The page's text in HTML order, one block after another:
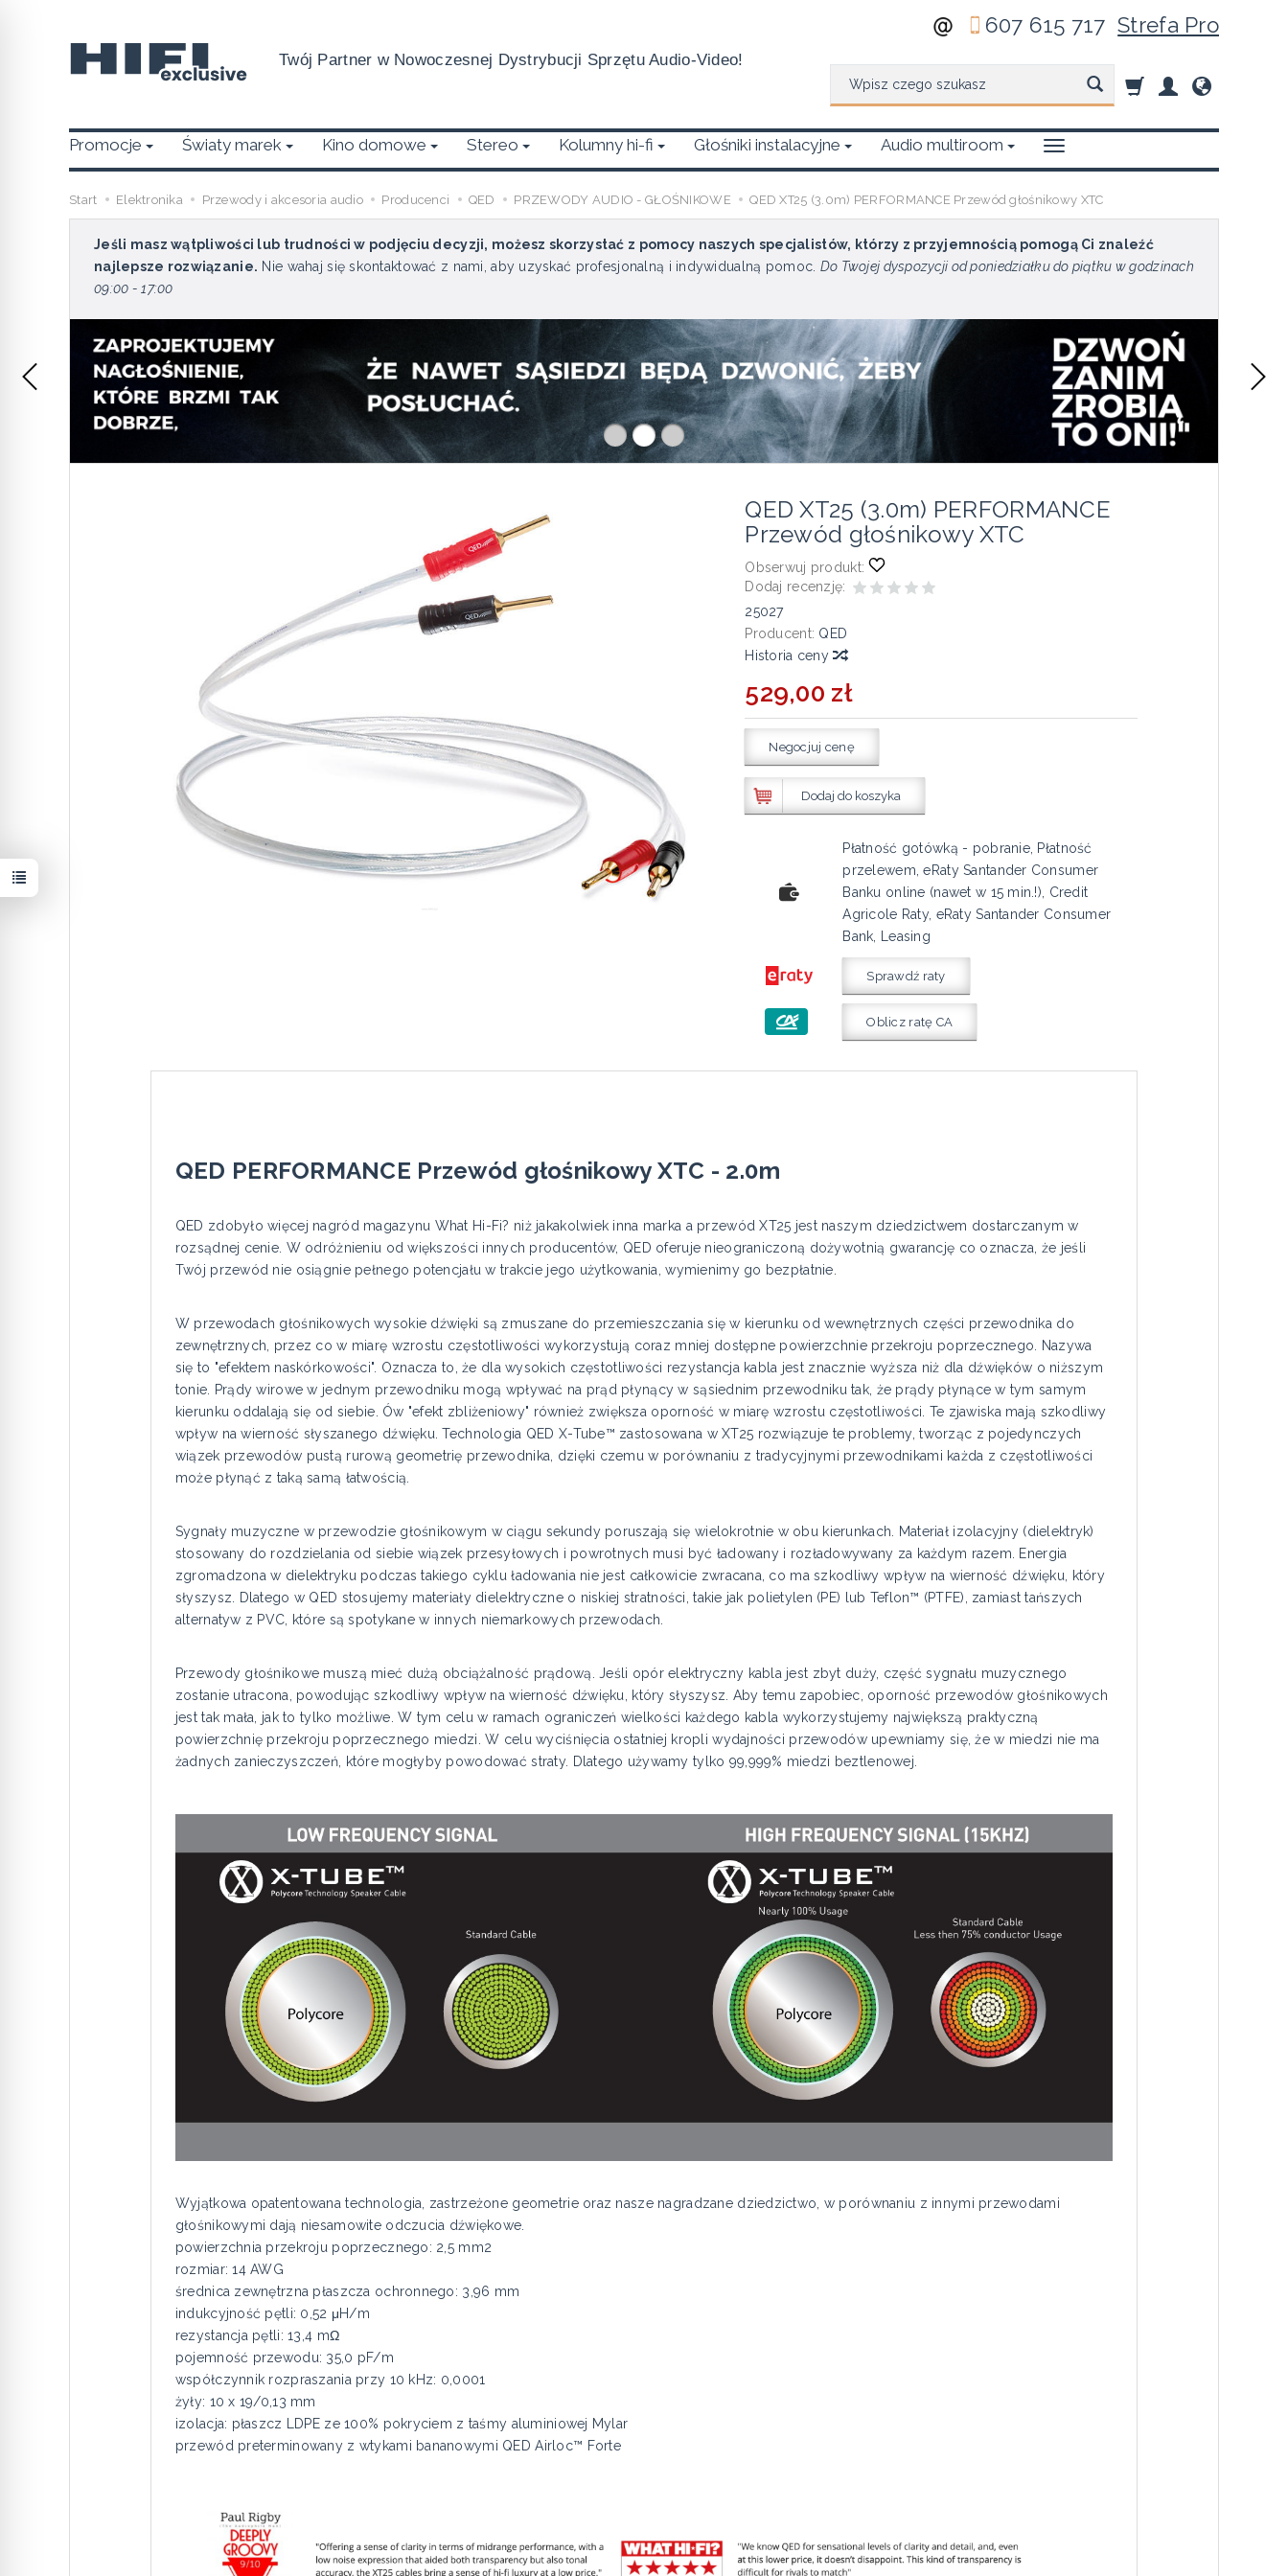
Twój Partner w Nowoczesnej Dystrybucji Sprzętu Audio-Video!
607 615 717Strefa Pro
Promocje Światy marek Kino domowe Stereo Kolumny hi-fi Głośniki instalacyjne Audio multiroom
Start Elektronika Przewody i akcesoria audio Producenci QED PRZEWODY AUDIO - GŁOŚNIKOWE QED XT25 (3.0m) PERFORMANCE Przewód głośnikowy XTC
Jeśli masz wątpliwości lub trudności w podjęciu decyzji, możesz skorzystać z pomocy naszych specjalistów, którzy z przyjemnością pomogą Ci znaleźć
najlepsze rozwiązanie. Nie wahaj się skontaktować z nami, aby uzyskać profesjonalną i indywidualną pomoc. Do Twojej dyspozycji od poniedziałku do piątku w godzinach
09:00 - 17:00
QED XT25 (3.0m) PERFORMANCE
Przewód głośnikowy XTC
Obserwuj produkt:
Dodaj recenzję:
25027
Producent: QED
Historia ceny
529,00 zł
Negocjuj cenę
Dodaj do koszyka
Płatność gotówką - pobranie, Płatność
przelewem, eRaty Santander Consumer
Banku online (nawet w 15 min.!), Credit
Agricole Raty, eRaty Santander Consumer
Bank, Leasing
Sprawdź raty
Oblicz ratę CA
QED PERFORMANCE Przewód głośnikowy XTC - 2.0m
QED zdobyło więcej nagród magazynu What Hi-Fi? niż jakakolwiek inna marka a przewód XT25 jest naszym dziedzictwem dostarczanym w
rozsądnej cenie. W odróżnieniu od większości innych producentów, QED oferuje nieograniczoną dożywotnią gwarancję co oznacza, że jeśli
Twój przewód nie osiągnie pełnego potencjału w trakcie jego użytkowania, wymienimy go bezpłatnie.
W przewodach głośnikowych wysokie dźwięki są zmuszane do przemieszczania się w kierunku od wewnętrznych części przewodnika do
zewnętrznych, przez co w miarę wzrostu częstotliwości wykorzystują coraz mniej dostępne powierzchnie przekroju poprzecznego. Nazywa
się to "efektem naskórkowości". Oznacza to, że dla wysokich częstotliwości rezystancja kabla jest znacznie wyższa niż dla dźwięków o niższym
tonie. Prądy wirowe w jednym przewodniku mogą wpływać na prąd płynący w sąsiednim przewodniku tak, że prądy płynące w tym samym
kierunku oddalają się od siebie. Ów "efekt zbliżeniowy" również zwiększa oporność w miarę wzrostu częstotliwości. Te zjawiska mają szkodliwy
wpływ na wierność słyszanego dźwięku. Technologia QED X-Tube™ zastosowana w XT25 rozwiązuje te problemy, tworząc z pojedynczych
wiązek przewodów pustą rurową geometrię przewodnika, dzięki czemu w porównaniu z tradycyjnymi przewodnikami każda z częstotliwości
może płynąć z taką samą łatwością.
Sygnały muzyczne w przewodzie głośnikowym w ciągu sekundy poruszają się wielokrotnie w obu kierunkach. Materiał izolacyjny (dielektryk)
stosowany do rozdzielania od siebie wiązek przesyłowych i powrotnych musi być ładowany i rozładowywany za każdym razem. Energia
zgromadzona w dielektryku podczas takiego cyklu ładowania nie jest całkowicie zwracana, co ma szkodliwy wpływ na wierność dźwięku, który
słyszysz. Dlatego w QED stosujemy materiały dielektryczne o niskiej stratności, takie jak polietylen (PE) lub Teflon™ (PTFE), zamiast tańszych
alternatyw z PVC, które są spotykane w innych niemarkowych przewodach.
Przewody głośnikowe muszą mieć dużą obciążalność prądową. Jeśli opór elektryczny kabla jest zbyt duży, część sygnału muzycznego
zostanie utracona, powodując szkodliwy wpływ na wierność dźwięku, który słyszysz. Aby temu zapobiec, oporność przewodów głośnikowych
jest tak mała, jak to tylko możliwe. W tym celu w ramach ograniczeń wielkości każdego kabla wykorzystujemy największą praktyczną
powierzchnię przekroju poprzecznego miedzi. W celu wyciśnięcia ostatniej kropli wydajności przewodów upewniamy się, że w miedzi nie ma
żadnych zanieczyszczeń, które mogłyby powodować straty. Dlatego używamy tylko 99,999% miedzi beztlenowej.
Wyjątkowa opatentowana technologia, zastrzeżone geometrie oraz nasze nagradzane dziedzictwo, w porównaniu z innymi przewodami
głośnikowymi dają niesamowite odczucia dźwiękowe.
powierzchnia przekroju poprzecznego: 2,5 mm2
rozmiar: 14 AWG
średnica zewnętrzna płaszcza ochronnego: 3,96 mm
indukcyjność pętli: 0,52 μH/m
rezystancja pętli: 13,4 mΩ
pojemność przewodu: 35,0 pF/m
współczynnik rozpraszania przy 10 kHz: 0,0001
żyły: 10 x 19/0,13 mm
izolacja: płaszcz LDPE ze 100% pokryciem z taśmy aluminiowej Mylar
przewód preterminowany z wtykami bananowymi QED Airloc™ Forte